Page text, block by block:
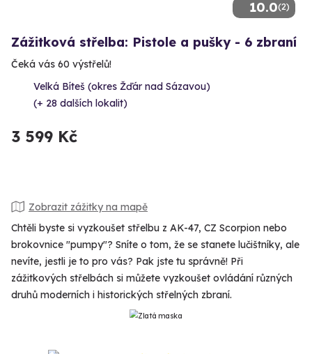
10.0(2)
Zážitková střelba: Pistole a pušky - 6 zbraní
Čeká vás 60 výstřelů!
Velká Bíteš (okres Žďár nad Sázavou)
(+ 28 dalších lokalit)
3 599 Kč
Zobrazit zážitky na mapě
Chtěli byste si vyzkoušet střelbu z AK-47, CZ Scorpion nebo
brokovnice "pumpy"? Sníte o tom, že se stanete lučištníky, ale
nevíte, jestli je to pro vás? Pak jste tu správně! Při
zážitkových střelbách si můžete vyzkoušet ovládání různých
druhů moderních i historických střelných zbraní.